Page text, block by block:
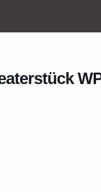
Theaterstück WPK 10